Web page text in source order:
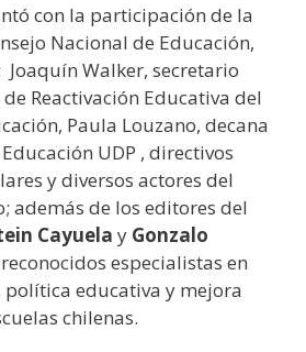
con la participación de la
Nacional de Educación,
Walker, secretario
Reactivación Educativa del
Paula Louzano, decana
UDP , directivos
y diversos actores del
además de los editores del
Cayuela y Gonzalo
especialistas en
política educativa y mejora
chilenas.